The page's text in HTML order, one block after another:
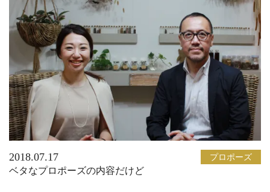
2018.07.17 プロポーズ
ベタなプロポーズの内容だけど